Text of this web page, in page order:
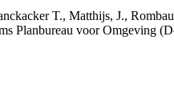
T., Matthijs, J.,
Planbureau voor Omgeving